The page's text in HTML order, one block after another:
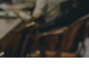
الشئون الأكاديمية
البحث العلمي